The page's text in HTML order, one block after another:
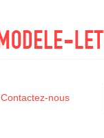
Contactez-nous